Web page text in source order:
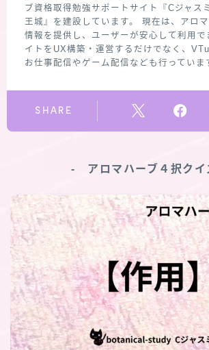
ブ資格取得勉強サポートサイト『Cジャス
王城』を建設しています。 現在は、アロ
情報を提供し、ユーザーが安心して利用で
イトをUX構築・運営するだけでなく、
お仕事配信やゲーム配信なども行っていま
SHARE
‐ アロマハーブ４択ク